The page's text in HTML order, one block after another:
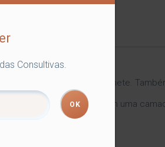
especial para o sabonete.
são revestidos com uma
Consultivas.